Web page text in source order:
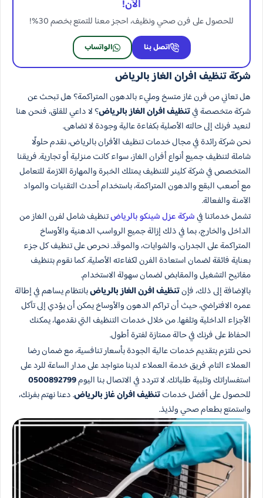
الآن!
للحصول على فرن صحي ونظيف، احجز معنا للتمتع بخصم 30%!
اتصل بنا الواتساب
شركة تنظيف افران الغاز بالرياض
هل تعاني من فرن غاز متسخ ومليء بالدهون المتراكمة؟ هل تبحث عن
شركة متخصصة فيتنظيف افران الغاز بالرياض؟ لا داعي للقلق، فنحن هنا
لنعيد فرنك إلى حالته الأصلية بكفاءة عالية وجودة لا تضاهى.
نحن شركة رائدة في مجال خدمات تنظيف الأفران بالرياض، نقدم حلولًا
شاملة لتنظيف جميع أنواع أفران الغاز، سواء كانت منزلية أو تجارية. فريقنا
المتخصص في شركة كلينر للتنظيف يمتلك الخبرة والمهارة اللازمة للتعامل
مع أصعب البقع والدهون المتراكمة، باستخدام أحدث التقنيات والمواد
الآمنة والفعالة.
تشمل خدماتنا فيشركة عزل شينكو بالرياضتنظيف شامل لفرن الغاز من
الداخل والخارج، بما في ذلك إزالة جميع الرواسب الدهنية والأوساخ
المتراكمة على الجدران، والشوايات، والموقد. نحرص على تنظيف كل جزء
بعناية فائقة لضمان استعادة الفرن لكفاءته الأصلية. كما نقوم بتنظيف
مفاتيح التشغيل والمقابض لضمان سهولة الاستخدام.
بالإضافة إلى ذلك، فإنتنظيف افرن الغاز بالرياضبانتظام يساهم في إطالة
عمره الافتراضي، حيث أن تراكم الدهون والأوساخ يمكن أن يؤدي إلى تآكل
الأجزاء الداخلية وتلفها. من خلال خدمات التنظيف التي نقدمها، يمكنك
الحفاظ على فرنك في حالة ممتازة لفترة أطول.
نحن نلتزم بتقديم خدمات عالية الجودة بأسعار تنافسية، مع ضمان رضا
العملاء التام. فريق خدمة العملاء لدينا متواجد على مدار الساعة للرد على
استفساراتك وتلبية طلباتك. لا تتردد في الاتصال بنا اليوم0500892799
للحصول على أفضل خدماتتنظيف افران غاز بالرياض. دعنا نهتم بفرنك،
واستمتع بطعام صحي ولذيذ.